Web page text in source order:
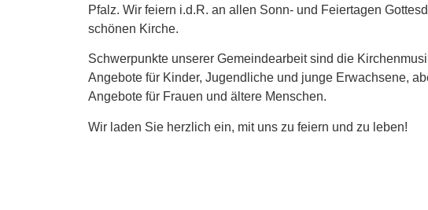
Christus ist gekommen und hat im
Pfalz. Wir feiern i.d.R. an allen Sonn- und Feiertagen
schönen Kirche.
Schwerpunkte unserer Gemeindearbeit sind die
Angebote für Kinder, Jugendliche und junge Erwachsene,
Angebote für Frauen und ältere Menschen.
Wir laden Sie herzlich ein, mit uns zu feiern und zu leben!